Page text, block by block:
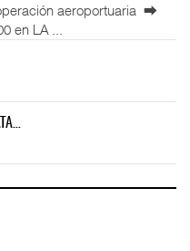
aeroportuaria ⮕
en LA ...